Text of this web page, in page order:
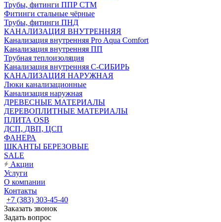
Трубы, фитинги ППР СТМ
Фитинги стальные чёрные
Трубы, фитинги ПНД
КАНАЛИЗАЦИЯ ВНУТРЕННЯЯ
Канализация внутренняя Pro Aqua Comfort
Канализация внутренняя ПП
Трубная теплоизоляция
Канализация внутренняя С-СИБИРЬ
КАНАЛИЗАЦИЯ НАРУЖНАЯ
Люки канализационные
Канализация наружная
ДРЕВЕСНЫЕ МАТЕРИАЛЫ
ДЕРЕВОПЛИТНЫЕ МАТЕРИАЛЫ
ПЛИТА OSB
ДСП, ДВП, ЦСП
ФАНЕРА
ШКАНТЫ БЕРЕЗОВЫЕ
SALE
Акции
Услуги
О компании
Контакты
+7 (383) 303-45-40
Заказать звонок
Задать вопрос